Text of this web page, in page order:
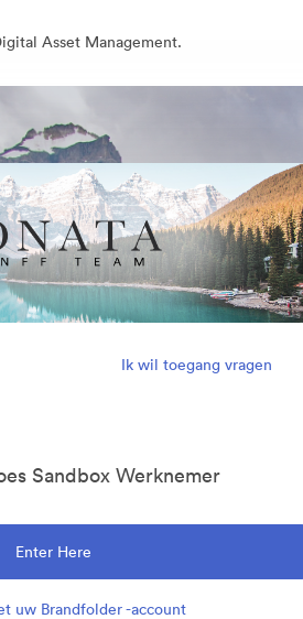
Asset Management.
Ik wil toegang vragen
Sandbox Werknemer
Enter Here
uw Brandfolder -account